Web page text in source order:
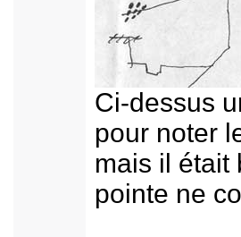
Ci-dessus
pour noter
mais il était
pointe ne